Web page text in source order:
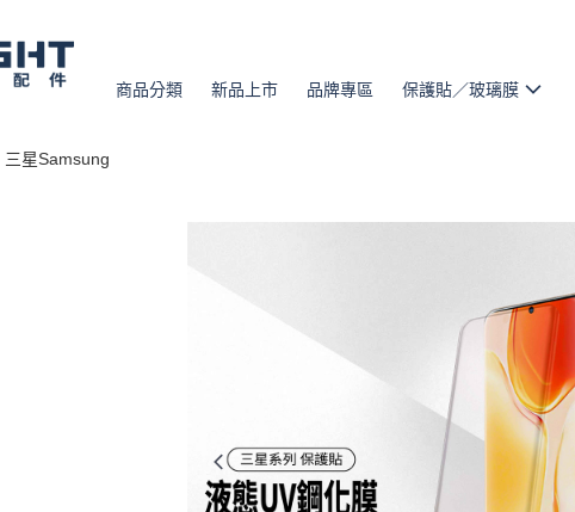
商品分類 新品上市 品牌專區 保護貼／玻璃膜
三星Samsung